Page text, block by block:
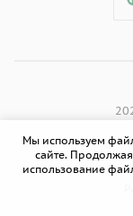
Мы используем
сайте. Продолжая
использование